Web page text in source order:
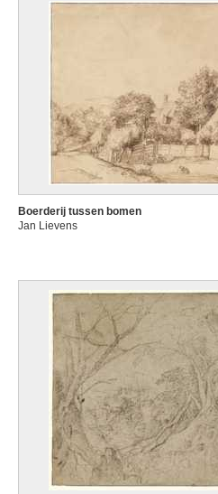
Boerderij tussen bomen
Jan Lievens